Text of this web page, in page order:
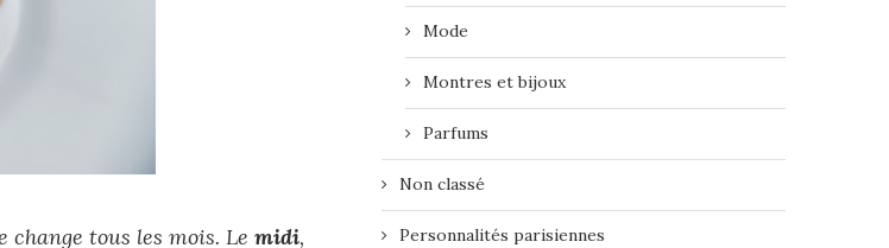
change tous les mois. Le midi,
Mode
Montres et bijoux
Parfums
Non classé
Personnalités parisiennes